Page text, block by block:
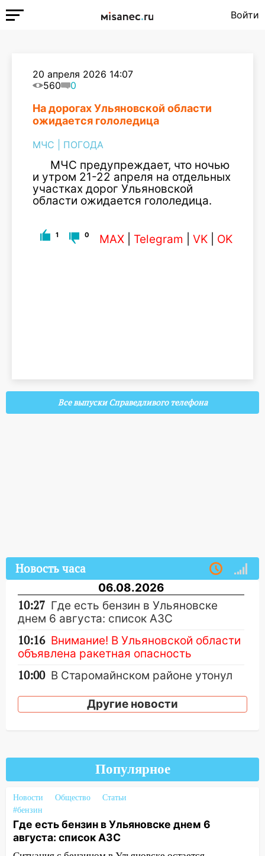
Войти
20 апреля 2026 14:07
560
0
На дорогах Ульяновской области
ожидается гололедица
МЧС ПОГОДА
МЧС предупреждает, что ночью
и утром 21-22 апреля на отдельных
участках дорог Ульяновской
области ожидается гололедица.
1 0 MAX Telegram VK OK
Все выпуски Справедливого телефона
Новость часа
06.08.2026
10:27 Где есть бензин в Ульяновске
днем 6 августа: список АЗС
10:16 Внимание! В Ульяновской области
объявлена ракетная опасность
10:00 В Старомайнском районе утонул
09:50 В Ульяновске черный коршун
юному велосипедисту на улице
Чернышевского
08:21
В Заволжском районе украли два
велосипеда
07:18 В Ульяновск идет
тридцатиградусная жара: какая будет
Другие новости
Популярное
Новости Общество
Статьи
#бензин
Где есть бензин в Ульяновске днем 6
августа: список АЗС